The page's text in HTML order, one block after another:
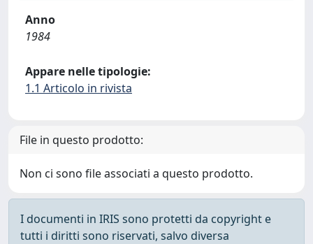
Anno
1984
Appare nelle tipologie:
1.1 Articolo in rivista
File in questo prodotto:
Non ci sono file associati a questo prodotto.
I documenti in IRIS sono protetti da copyright e
tutti i diritti sono riservati, salvo diversa